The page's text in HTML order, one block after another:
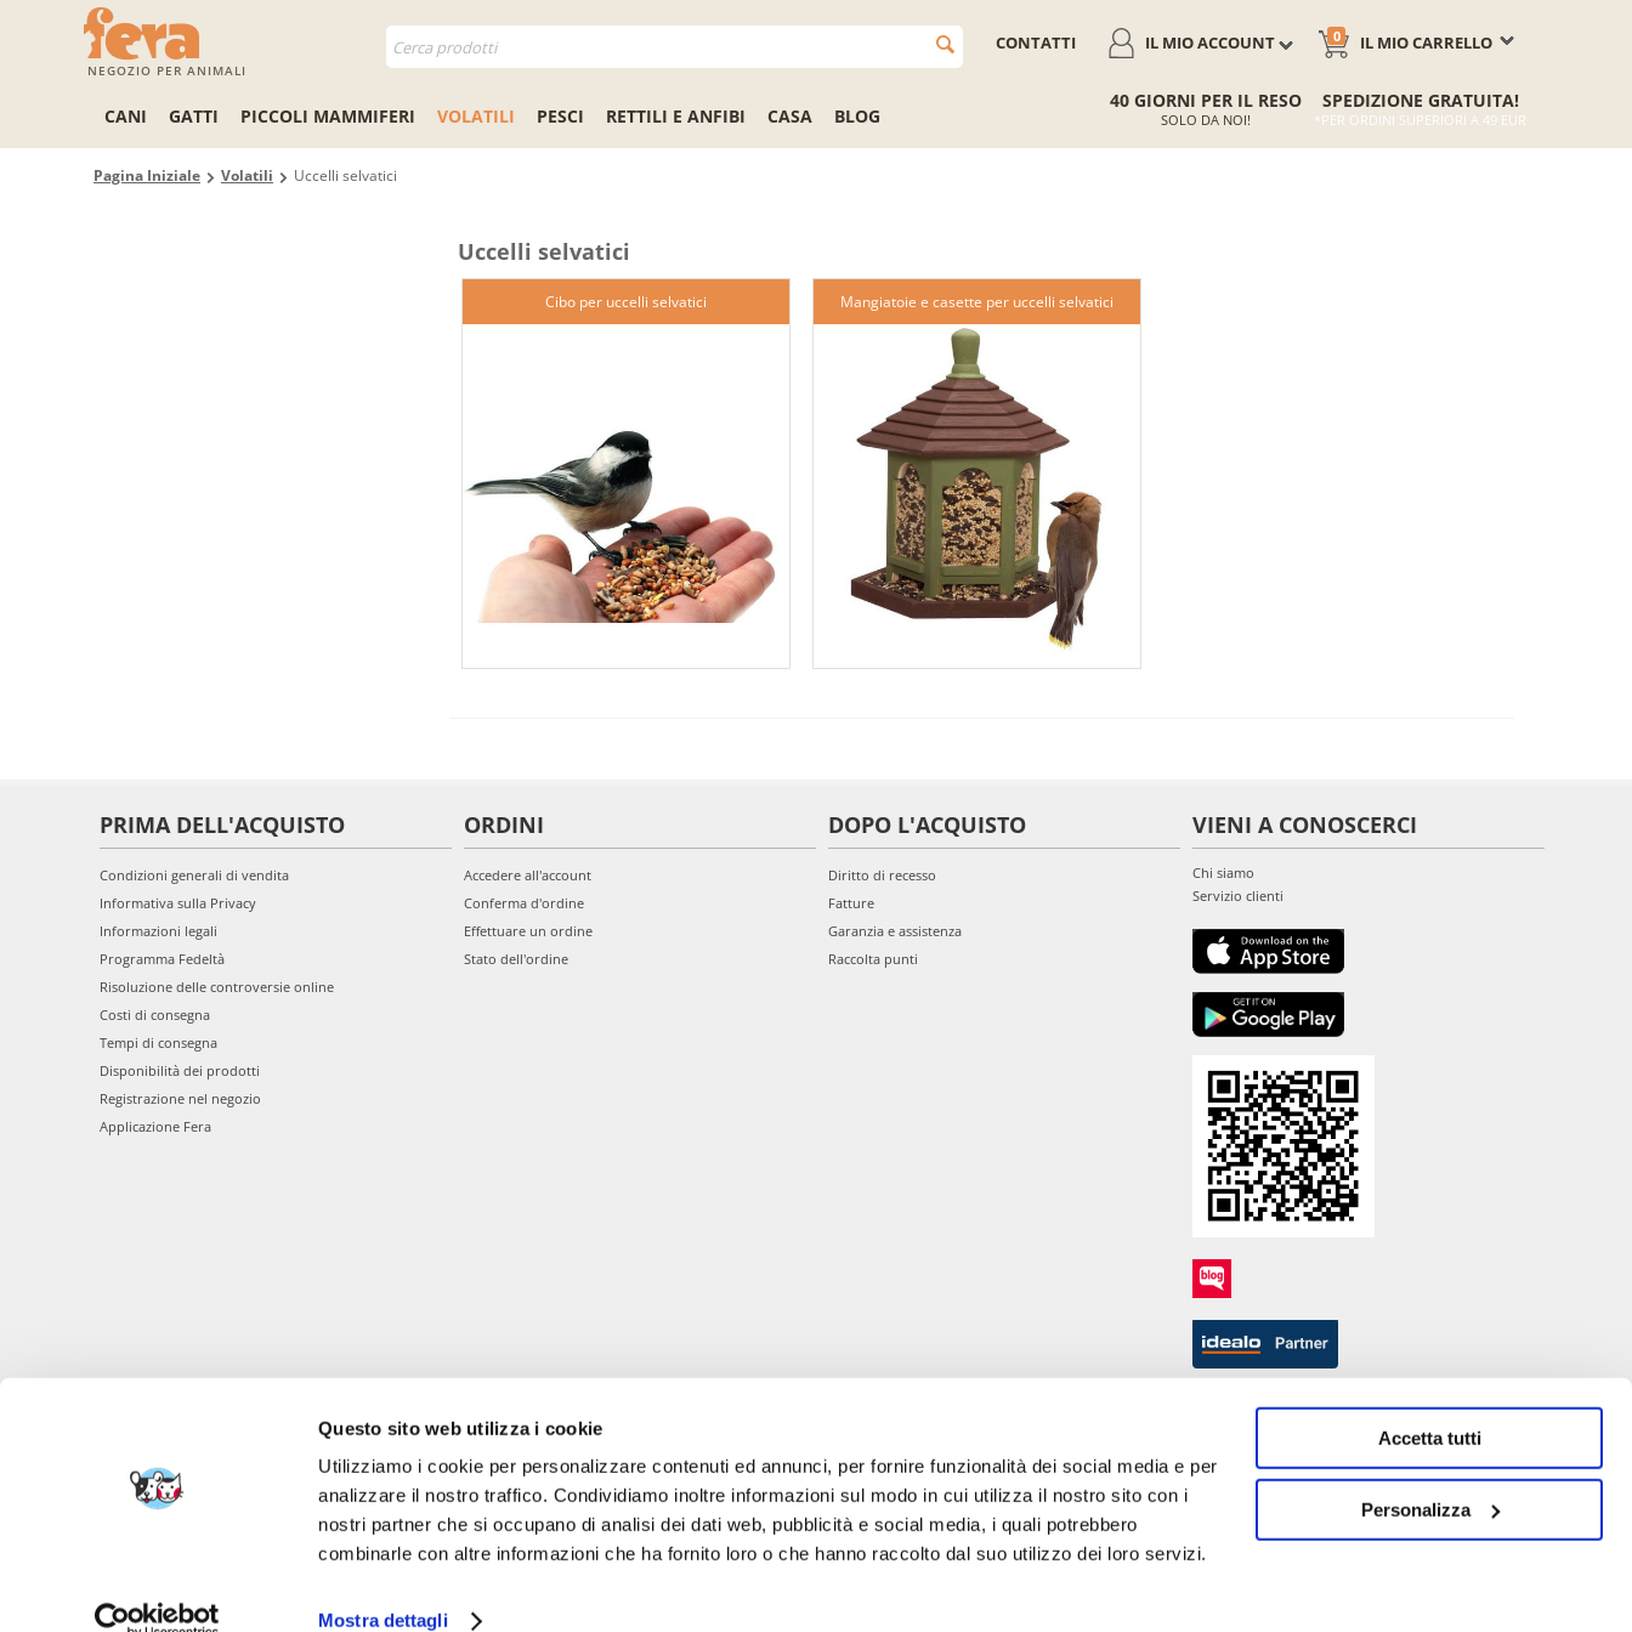
Questo sito web utilizza i cookie
Utilizziamo i cookie per personalizzare contenuti ed annunci, per fornire funzionalità dei social media e per
analizzare il nostro traffico. Condividiamo inoltre informazioni sul modo in cui utilizza il nostro sito con i
nostri partner che si occupano di analisi dei dati web, pubblicità e social media, i quali potrebbero
combinarle con altre informazioni che ha fornito loro o che hanno raccolto dal suo utilizzo dei loro servizi.
Mostra dettagli
Accetta tutti
Personalizza
NEGOZIO PER ANIMALI
IL MIO CARRELLO
0
IL MIO ACCOUNT
CONTATTI
CANI GATTI PICCOLI MAMMIFERI VOLATILI PESCI RETTILI E ANFIBI CASA BLOG
40 GIORNI PER IL RESO
SOLO DA NOI!
SPEDIZIONE GRATUITA!
*PER ORDINI SUPERIORI A 49 EUR
Pagina Iniziale Volatili Uccelli selvatici
Uccelli selvatici
Cibo per uccelli selvatici Mangiatoie e casette per uccelli selvatici
PRIMA DELL'ACQUISTO
Condizioni generali di vendita
Informativa sulla Privacy
Informazioni legali
Programma Fedeltà
Risoluzione delle controversie online
Costi di consegna
Tempi di consegna
Disponibilità dei prodotti
Registrazione nel negozio
Applicazione Fera
ORDINI
Accedere all'account
Conferma d'ordine
Effettuare un ordine
Stato dell'ordine
DOPO L'ACQUISTO
Diritto di recesso
Fatture
Garanzia e assistenza
Raccolta punti
VIENI A CONOSCERCI
Chi siamo
Servizio clienti
FERA 24 UG Sede legale: Blankenfelder Dorfstraße 94 15827 Blankenfelde-Mahlow (Germania) - P.IVA DE317667035